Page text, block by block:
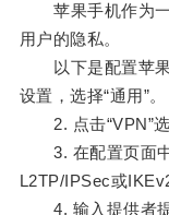
苹果手机作为一
用户的隐私。
以下是配置苹果
设置，选择“通用”。
2. 点击“VPN”选
3. 在配置页面中
L2TP/IPSec或IKEv2
4. 输入提供者提